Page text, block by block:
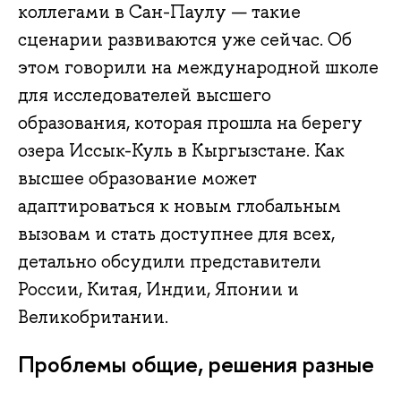
коллегами в Сан-Паулу — такие
сценарии развиваются уже сейчас. Об
этом говорили на международной школе
для исследователей высшего
образования, которая прошла на берегу
озера Иссык-Куль в Кыргызстане. Как
высшее образование может
адаптироваться к новым глобальным
вызовам и стать доступнее для всех,
детально обсудили представители
России, Китая, Индии, Японии и
Великобритании.
Проблемы общие, решения разные